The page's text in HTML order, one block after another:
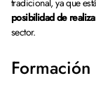
tradicional, ya que
posibilidad de
sector.